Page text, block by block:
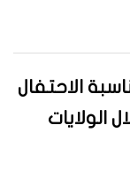
الاحتفال
لاستقلال الولايات